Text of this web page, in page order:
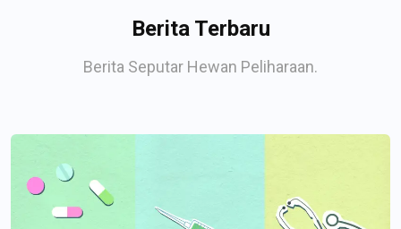
Berita Terbaru
Berita Seputar Hewan Peliharaan.